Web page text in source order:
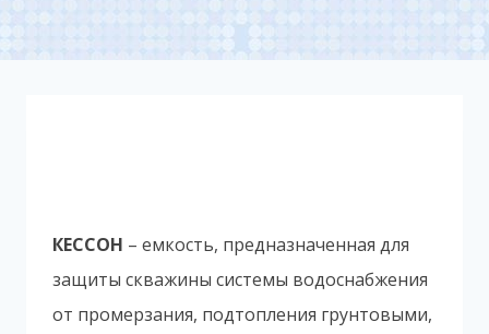
КЕССОН – емкость, предназначенная для
защиты скважины системы водоснабжения
от промерзания, подтопления грунтовыми,